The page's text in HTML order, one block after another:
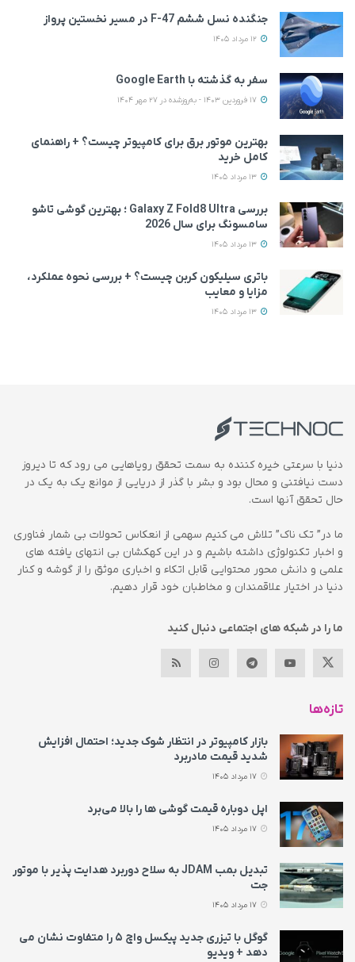
جنگنده نسل ششم F-47 در مسیر نخستین پرواز
سفر به گذشته با Google Earth
بهترین موتور برق برای کامپیوتر چیست؟ + راهنمای
کامل خرید
بررسی Galaxy Z Fold8 Ultra ؛ بهترین گوشی تاشو
سامسونگ برای سال 2026
باتری سیلیکون کربن چیست؟ + بررسی نحوه عملکرد،
مزایا و معایب
دنیا با سرعتی خیره کننده به سمت تحقق رویاهایی می رود که تا دیروز
دست نیافتنی و محال بود و بشر با گذر از دریایی از موانع یک به یک در
حال تحقق آنها است.
ما در” تک ناک” تلاش می کنیم سهمی از انعکاس تحولات بی شمار فناوری
و اخبار تکنولوژی داشته باشیم و در این کهکشان بی انتهای یافته های
علمی و دانش محور محتوایی قابل اتکاء و اخباری موثق را از گوشه و کنار
دنیا در اختیار علاقمندان و مخاطبان خود قرار دهیم.
ما را در شبکه های اجتماعی دنبال کنید
تازه‌ها
بازار کامپیوتر در انتظار شوک جدید؛ احتمال افزایش
شدید قیمت مادربرد
اپل دوباره قیمت‌ گوشی ها را بالا می‌برد
تبدیل بمب JDAM به سلاح دوربرد هدایت پذیر با موتور
جت
گوگل با تیزری جدید پیکسل واچ ۵ را متفاوت نشان می‌
دهد + ویدیو